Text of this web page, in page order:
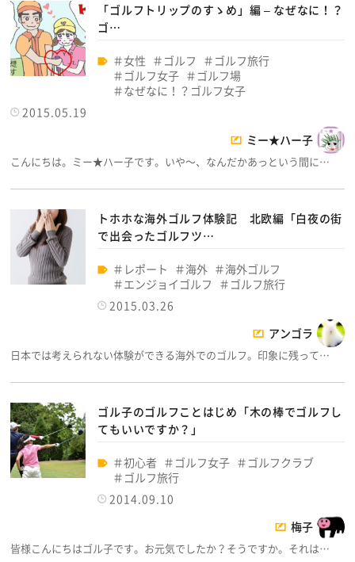
「ゴルフトリップのすゝめ」編 – なぜなに！？
ゴ…
女性 ゴルフ
ゴルフ旅行
ゴルフ女子
ゴルフ場
なぜなに！？ゴルフ女子
2015.05.19
ミー★ハー子
こんにちは。ミー★ハー子です。いや～、なんだかあっという間に…
トホホな海外ゴルフ体験記 北欧編「白夜の街
で出会ったゴルフツ…
レポート 海外
海外ゴルフ
エンジョイゴルフ
ゴルフ旅行
2015.03.26
アンゴラ
日本では考えられない体験ができる海外でのゴルフ。印象に残って…
ゴル子のゴルフことはじめ「木の棒でゴルフし
てもいいですか？」
初心者 ゴルフ女子
ゴルフクラブ
ゴルフ旅行
2014.09.10
梅子
皆様こんにちはゴル子です。お元気でしたか？そうですか。それは…